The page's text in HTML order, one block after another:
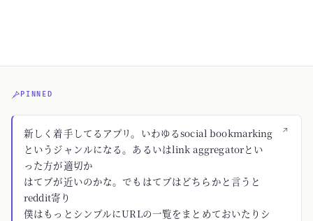
PINNED
↗
新しく着手してるアプリ。いわゆるsocial bookmarking
というジャンルになる。あるいはlink aggregatorとい
った方が適切か
はてブが近いのかな。でもはてブはどちらかと言うと
reddit寄り
僕はもっとシンプルにURLの一覧をまとめておいたりシ